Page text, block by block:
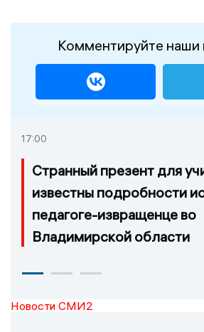
Комментируйте наши
17:00
Странный презент для
известны подробности
педагоге-извращенце во
Владимирской области
Новости СМИ2